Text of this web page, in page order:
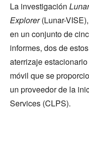
La investigación
Explorer(Lunar-
en un conjunto de
informes, dos de
aterrizaje
móvil que se
un proveedor de la
Services (CLPS).